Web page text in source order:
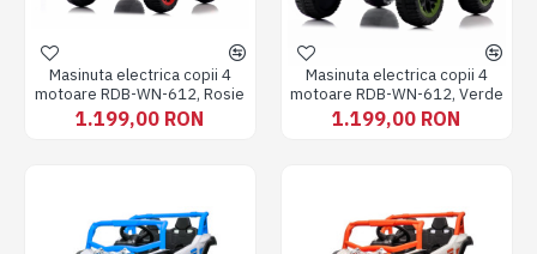
Masinuta electrica copii 4
motoare RDB-WN-612, Rosie
1.199,00 RON
Masinuta electrica copii 4
motoare RDB-WN-612, Verde
1.199,00 RON